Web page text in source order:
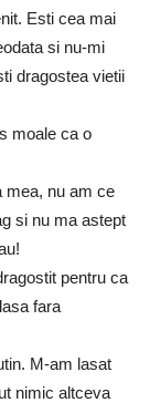
Esti cea mai
si nu-mi
dragostea vietii
moale ca o
mea, nu am ce
si nu ma astept
pentru ca
fara
M-am lasat
nimic altceva